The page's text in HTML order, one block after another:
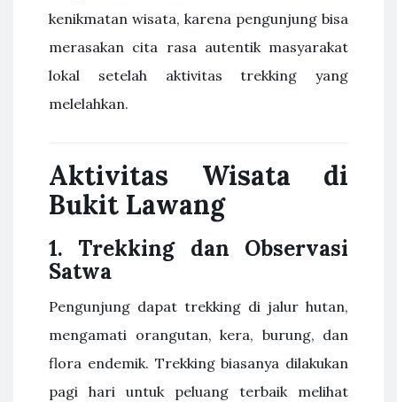
kenikmatan wisata, karena pengunjung bisa
merasakan cita rasa autentik masyarakat
lokal setelah aktivitas trekking yang
melelahkan.
Aktivitas Wisata di
Bukit Lawang
1. Trekking dan Observasi
Satwa
Pengunjung dapat trekking di jalur hutan,
mengamati orangutan, kera, burung, dan
flora endemik. Trekking biasanya dilakukan
pagi hari untuk peluang terbaik melihat